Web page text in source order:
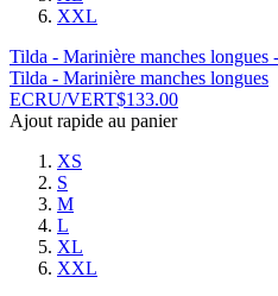
XXL
Tilda - Marinière manches
Tilda - Marinière manches longues
ECRU/VERT$133.00
Ajout rapide au panier
XS
S
M
L
XL
XXL